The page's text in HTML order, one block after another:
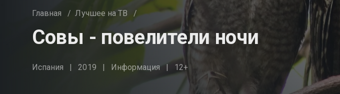
Главная / Лучшее на ТВ /
Совы - повелители ночи
Испания 2019 Информация 12+